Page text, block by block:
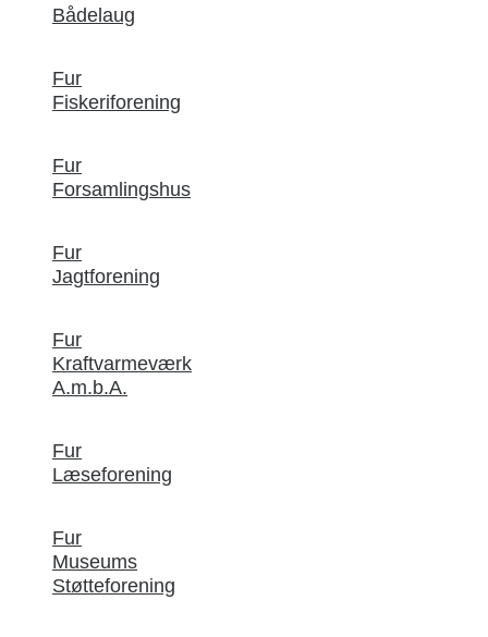
Bådelaug
Fur
Fiskeriforening
Fur
Forsamlingshus
Fur
Jagtforening
Fur
Kraftvarmeværk
A.m.b.A.
Fur
Læseforening
Fur
Museums
Støtteforening